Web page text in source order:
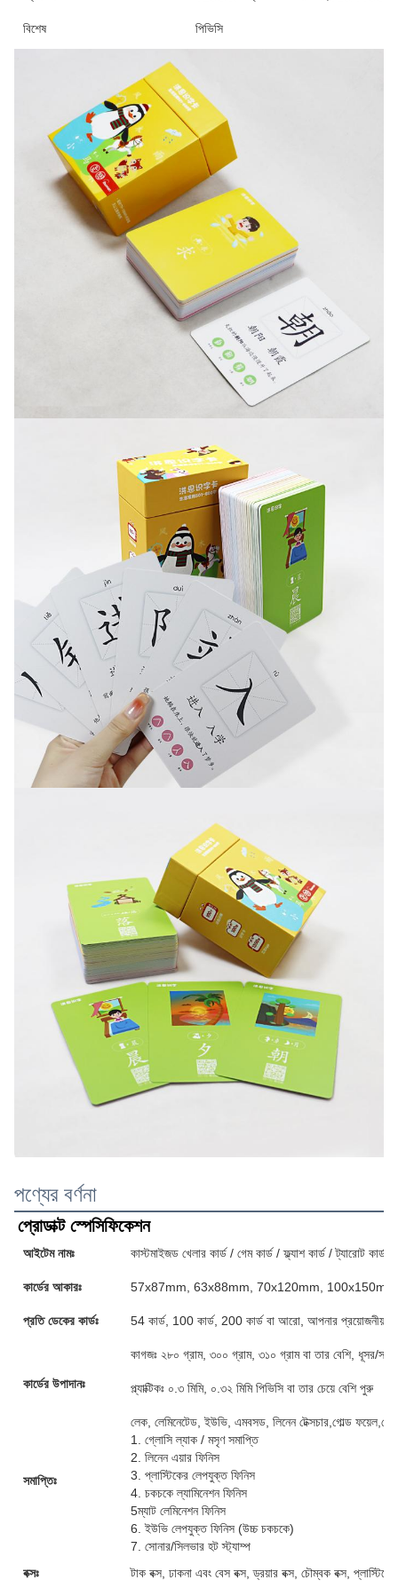
বিশেষ পিভিসি
পণ্যের বর্ণনা
প্রোডাক্ট স্পেসিফিকেশন
আইটেম নামঃ কাস্টমাইজড খেলার কার্ড / গেম কার্ড / ফ্ল্যাশ কার্ড / ট্যারোট কার্ড /
কার্ডের আকারঃ 57x87mm, 63x88mm, 70x120mm, 100x150mm
প্রতি ডেকের কার্ডঃ 54 কার্ড, 100 কার্ড, 200 কার্ড বা আরো, আপনার প্রয়োজনীয়তা
কার্ডের উপাদানঃ
কাগজঃ ২৮০ গ্রাম, ৩০০ গ্রাম, ৩১০ গ্রাম বা তার বেশি, ধূসর/
প্ল্যাক্টিকঃ ০.৩ মিমি, ০.৩২ মিমি পিভিসি বা তার চেয়ে বেশি পুরু
সমাপ্তিঃ
লেক, লেমিনেটেড, ইউভি, এমবসড, লিনেন টেক্সচার,গোল্ড
1. গ্লোসি ল্যাক / মসৃণ সমাপ্তি
2. লিনেন এয়ার ফিনিস
3. প্লাস্টিকের লেপযুক্ত ফিনিস
4. চকচকে ল্যামিনেশন ফিনিস
5ম্যাট লেমিনেশন ফিনিস
6. ইউভি লেপযুক্ত ফিনিস (উচ্চ চকচকে)
7. সোনার/সিলভার হট স্ট্যাম্প
বক্সঃ
টাক বক্স, ঢাকনা এবং বেস বক্স, ড্রয়ার বক্স, চৌম্বক বক্স,